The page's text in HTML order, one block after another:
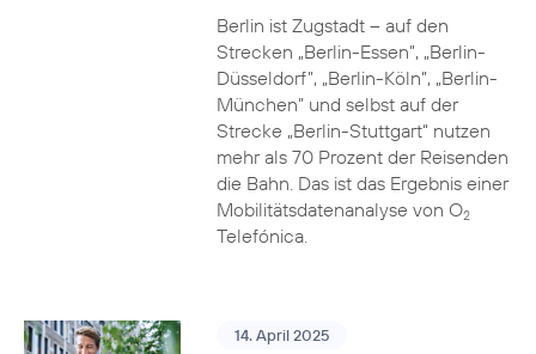
Berlin ist Zugstadt – auf den
Strecken „Berlin-Essen”, „Berlin-
Düsseldorf”, „Berlin-Köln”, „Berlin-
München” und selbst auf der
Strecke „Berlin-Stuttgart“ nutzen
mehr als 70 Prozent der Reisenden
die Bahn. Das ist das Ergebnis einer
Mobilitätsdatenanalyse von O2
Telefónica.
14. April 2025